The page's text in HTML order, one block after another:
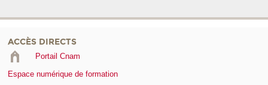
ACCÈS DIRECTS
Portail Cnam
Espace numérique de formation